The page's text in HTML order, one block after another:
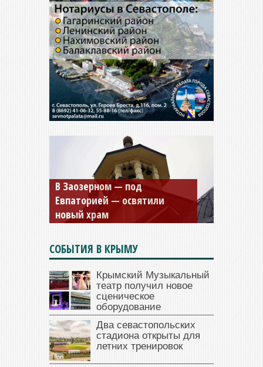
Мужской монастырь Косьмы
и Дамиана в Крыму вновь
открыт для посещения
СОБЫТИЯ В КРЫМУ
Крымский Музыкальный
театр получил новое
сценическое
оборудование
Два севастопольских
стадиона открыты для
летних тренировок